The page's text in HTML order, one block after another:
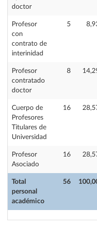
Total
personal
académico
56
doctor
Profesor
con
contrato de
interinidad
5
Profesor
contratado
doctor
8
Cuerpo de
Profesores
Titulares de
Universidad
16
Profesor
Asociado
16